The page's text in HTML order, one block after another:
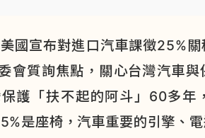
國宣布對進口汽車課徵25%
會質詢焦點，關心台灣汽車與
護「扶不起的阿斗」60多年
是座椅，汽車重要的引擎、